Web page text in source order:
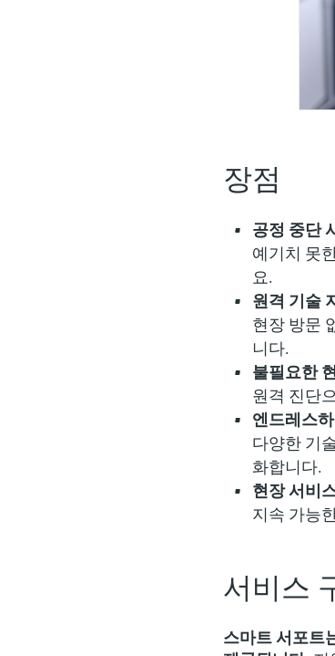
장점
공정 중단
예기치 못
요.
원격 기술
현장 방문
니다.
불필요한
원격 진단
엔드레스
다양한 기
화합니다.
현장 서비
지속 가능
서비스
스마트 서포트